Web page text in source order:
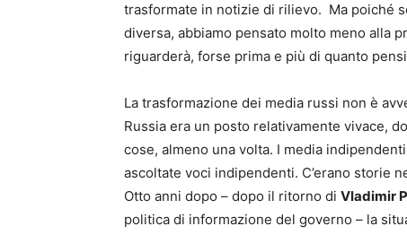
trasformate in notizie di rilievo. Ma poiché
diversa, abbiamo pensato molto meno alla
riguarderà, forse prima e più di quanto
La trasformazione dei media russi non è
Russia era un posto relativamente vivace,
cose, almeno una volta. I media
ascoltate voci indipendenti. C’erano storie
Otto anni dopo – dopo il ritorno di Vladimir
politica di informazione del governo – la